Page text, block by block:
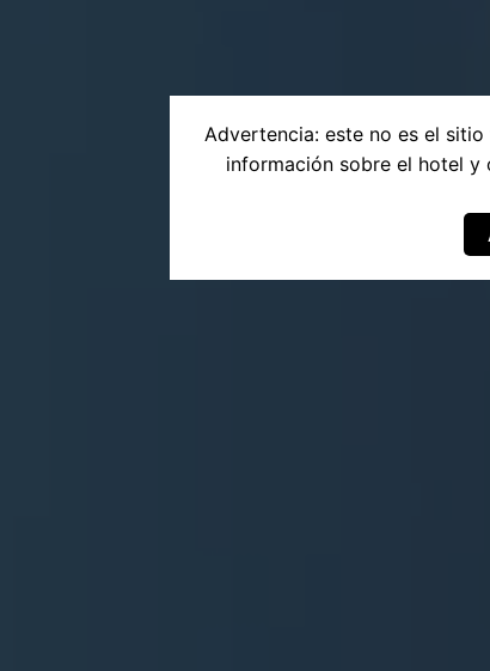
Advertencia: este no es el
información sobre el hotel y